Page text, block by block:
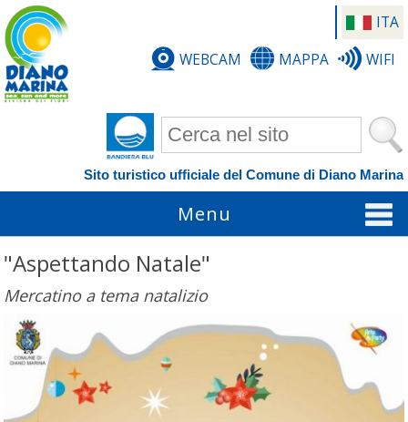
ITA
WEBCAM
MAPPA WIFI
Form di ricerca
Sito turistico ufficiale del Comune di Diano Marina
Menu
"Aspettando Natale"
Mercatino a tema natalizio